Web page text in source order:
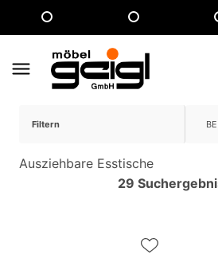
Filtern
Ausziehbare Esstische
29